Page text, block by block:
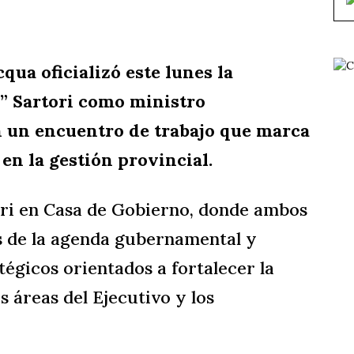
oficializó este lunes la
Sartori como ministro
encuentro de trabajo que marca
la gestión provincial.
Casa de Gobierno, donde ambos
la agenda gubernamental y
orientados a fortalecer la
áreas del Ejecutivo y los